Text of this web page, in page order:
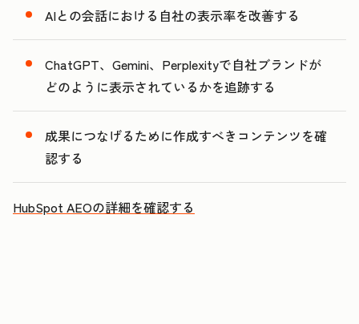
AIとの会話における自社の表示率を改善する
ChatGPT、Gemini、Perplexityで自社ブランドが
どのように表示されているかを追跡する
成果につなげるために作成すべきコンテンツを確
認する
HubSpot AEOの詳細を確認する